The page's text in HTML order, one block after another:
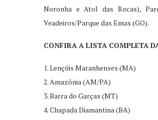
Noronha e Atol das Rocas),
Veadeiros/Parque das Emas (GO).
CONFIRA A LISTA COMPLETA
1. Lençóis Maranhenses (MA)
2. Amazônia (AM/PA)
3. Barra do Garças (MT)
4. Chapada Diamantina (BA)